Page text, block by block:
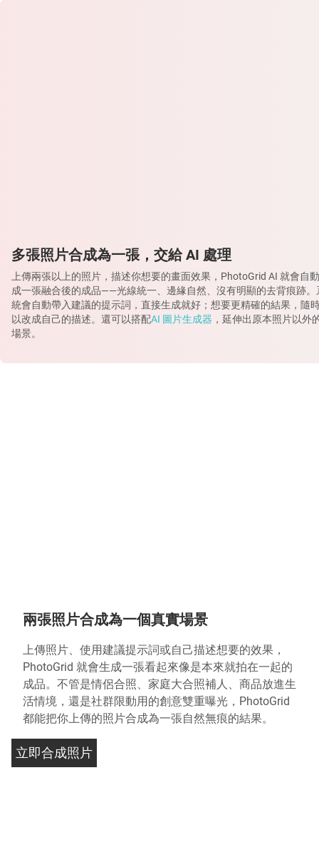
多張照片合成為一張，交給 AI 處理
上傳兩張以上的照片，描述你想要的畫面效果，PhotoGrid AI 就會自
成一張融合後的成品——光線統一、邊緣自然、沒有明顯的去背痕跡。
統會自動帶入建議的提示詞，直接生成就好；想要更精確的結果，隨
以改成自己的描述。還可以搭配AI 圖片生成器 ，延伸出原本照片以外
場景。
兩張照片合成為一個真實場景
上傳照片、使用建議提示詞或自己描述想要的效果，
PhotoGrid 就會生成一張看起來像是本來就拍在一起的
成品。不管是情侶合照、家庭大合照補人、商品放進生
活情境，還是社群限動用的創意雙重曝光，PhotoGrid
都能把你上傳的照片合成為一張自然無痕的結果。
立即合成照片